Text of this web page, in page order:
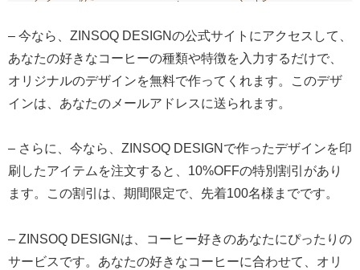
– 今なら、ZINSOQ DESIGNの公式サイトにアクセスして、
あなたの好きなコーヒーの種類や特徴を入力するだけで、
オリジナルのデザインを無料で作ってくれます。このデザ
インは、あなたのメールアドレスに送られます。
– さらに、今なら、ZINSOQ DESIGNで作ったデザインを印
刷したアイテムを注文すると、10%OFFの特別割引があり
ます。この割引は、期間限定で、先着100名様までです。
– ZINSOQ DESIGNは、コーヒー好きのあなたにぴったりの
サービスです。あなたの好きなコーヒーに合わせて、オリ